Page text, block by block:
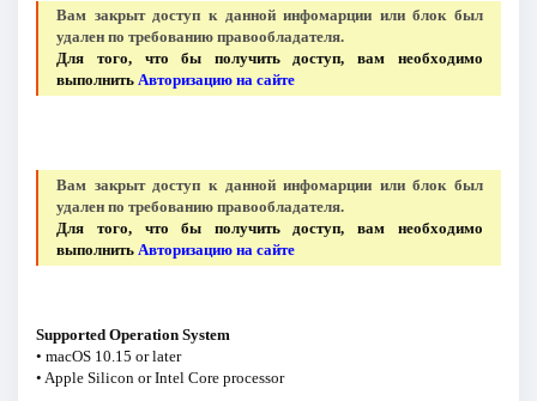
Вам закрыт доступ к данной инфомарции или блок был
удален по требованию правообладателя.
Для того, что бы получить доступ, вам необходимо
выполнитьАвторизацию на сайте
Вам закрыт доступ к данной инфомарции или блок был
удален по требованию правообладателя.
Для того, что бы получить доступ, вам необходимо
выполнитьАвторизацию на сайте
Supported Operation System
• macOS 10.15 or later
• Apple Silicon or Intel Core processor